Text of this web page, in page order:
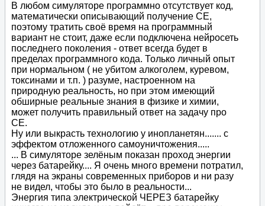
В любом симуляторе программно отсутствует код,
математически описывающий получение СЕ,
поэтому тратить своё время на программный
вариант не стоит, даже если подключена нейросеть
последнего поколения - ответ всегда будет в
пределах программного кода. Только личный опыт
при нормальном ( не убитом алкоголем, куревом,
токсинами и т.п. ) разуме, настроенном на
природную реальность, но при этом имеющий
обширные реальные знания в физике и химии,
может получить правильный ответ на задачу про
СЕ.
Ну или выкрасть технологию у инопланетян....... с
эффектом отложенного самоуничтожения.....
... В симуляторе зелёным показан проход энергии
через батарейку.... Я очень много времени потратил,
глядя на экраны современных приборов и ни разу
не видел, чтобы это было в реальности...
Энергия типа электрической ЧЕРЕЗ батарейку